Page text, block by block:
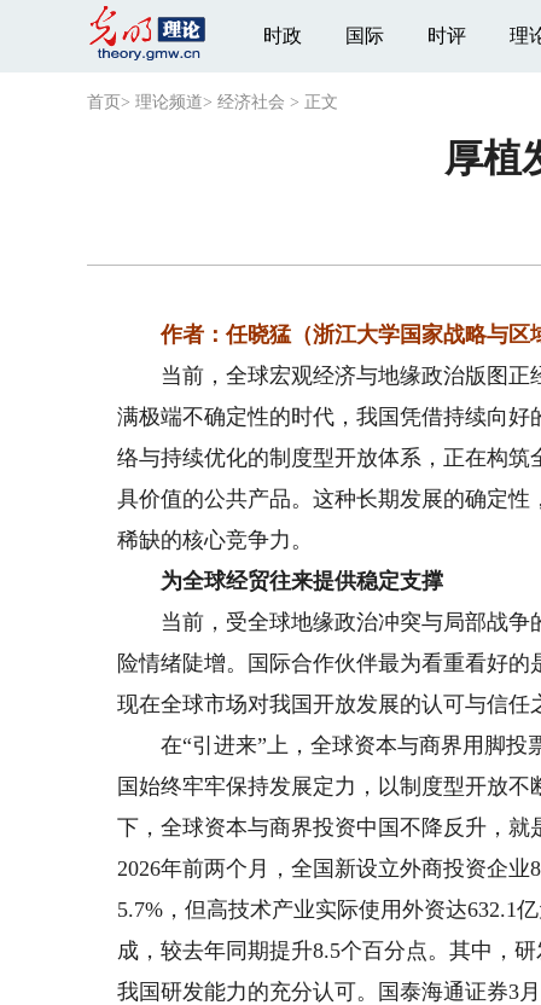
时政 国际 时评 理
首页 > 理论频道> 经济社会 > 正文
厚植
作者：任晓猛（浙江大学国家战略与
当前，全球宏观经济与地缘政治版图正
满极端不确定性的时代，我国凭借持续向
络与持续优化的制度型开放体系，正在构
具价值的公共产品。这种长期发展的确定
稀缺的核心竞争力。
为全球经贸往来提供稳定支撑
当前，受全球地缘政治冲突与局部战争
险情绪陡增。国际合作伙伴最为看重看好
现在全球市场对我国开放发展的认可与信任
在“引进来”上，全球资本与商界用脚投
国始终牢牢保持发展定力，以制度型开放
下，全球资本与商界投资中国不降反升，
2026年前两个月，全国新设立外商投资企
5.7%，但高技术产业实际使用外资达632.1
成，较去年同期提升8.5个百分点。其中，
我国研发能力的充分认可。国泰海通证券3